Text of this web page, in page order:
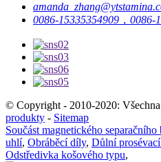
0086-15335354909，0086-
© Copyright - 2010-2020:
produkty - Sitemap
Součást magnetického separačního
uhlí, Obráběcí díly, Důlní
Odstředivka košového typu,